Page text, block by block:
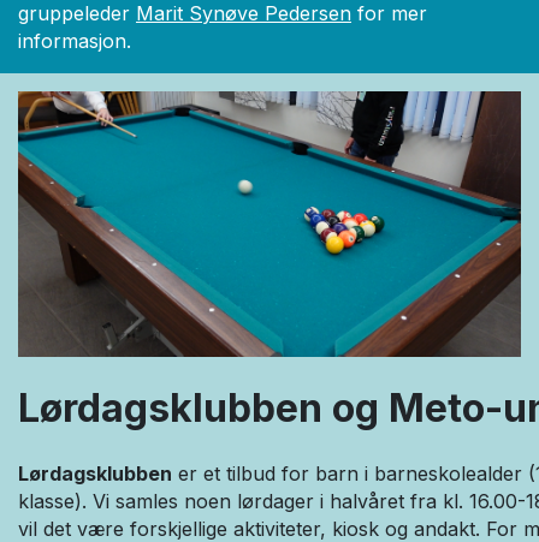
gruppeleder Marit Synøve Pedersen for mer
informasjon.
Lørdagsklubben og Meto-
Lørdagsklubben er et tilbud for barn i barneskolealder
klasse). Vi samles noen lørdager i halvåret fra kl. 16.00-
vil det være forskjellige aktiviteter, kiosk og andakt. For